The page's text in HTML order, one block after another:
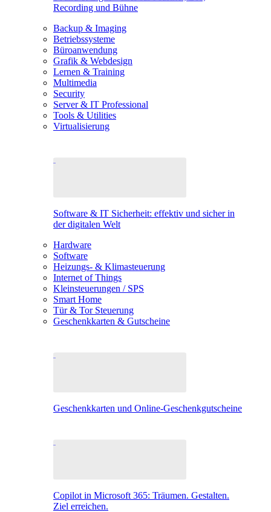
Recording und Bühne
Backup & Imaging
Betriebssysteme
Büroanwendung
Grafik & Webdesign
Lernen & Training
Multimedia
Security
Server & IT Professional
Tools & Utilities
Virtualisierung
Software & IT Sicherheit: effektiv und sicher in
der digitalen Welt
Hardware
Software
Heizungs- & Klimasteuerung
Internet of Things
Kleinsteuerungen / SPS
Smart Home
Tür & Tor Steuerung
Geschenkkarten & Gutscheine
Geschenkkarten und Online-Geschenkgutscheine
Copilot in Microsoft 365: Träumen. Gestalten.
Ziel erreichen.